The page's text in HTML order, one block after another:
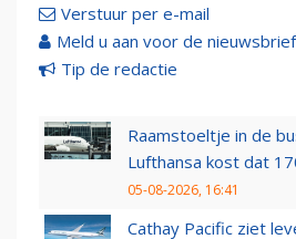
Verstuur per e-mail
Meld u aan voor de nieuwsbrief
Tip de redactie
Raamstoeltje in de
Lufthansa kost dat
05-08-2026, 16:41
Cathay Pacific ziet